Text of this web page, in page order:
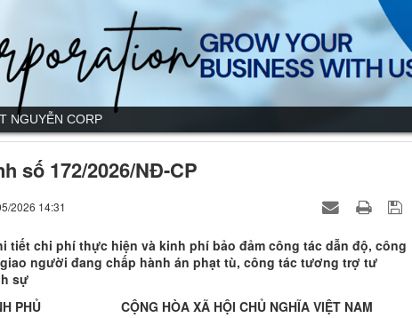
NGUYỄN CORP
số 172/2026/NĐ-CP
2026 14:31
tiết chi phí thực hiện và kinh phí bảo đảm công tác dẫn độ, công
người đang chấp hành án phạt tù, công tác tương trợ tư
sự
PHỦ
CỘNG HÒA XÃ HỘI CHỦ NGHĨA VIỆT NAM